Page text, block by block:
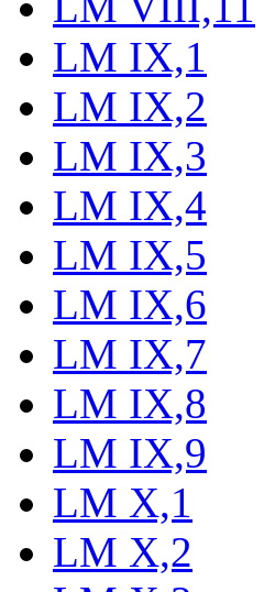
LM IX,1
LM IX,2
LM IX,3
LM IX,4
LM IX,5
LM IX,6
LM IX,7
LM IX,8
LM IX,9
LM X,1
LM X,2